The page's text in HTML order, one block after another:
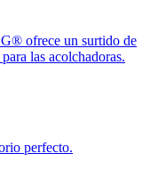
ofrece un surtido de
las acolchadoras.
perfecto.